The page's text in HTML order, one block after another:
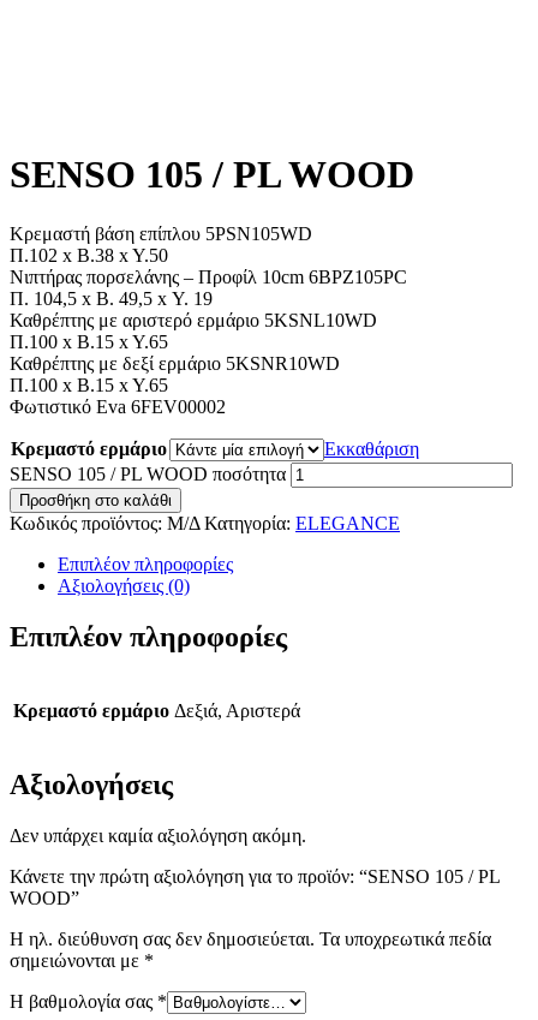
SENSO 105 / PL WOOD
Κρεμαστή βάση επίπλου 5ΡSΝ105WD
Π.102 x B.38 x Y.50
Νιπτήρας πορσελάνης – Προφίλ 10cm 6ΒPZ105PC
Π. 104,5 x Β. 49,5 x Υ. 19
Καθρέπτης με αριστερό ερμάριο 5ΚSΝL10WD
Π.100 x B.15 x Y.65
Καθρέπτης με δεξί ερμάριο 5ΚSΝR10WD
Π.100 x B.15 x Y.65
Φωτιστικό Eva 6FEV00002
Κρεμαστό ερμάριο
Εκκαθάριση
SENSO 105 / PL WOOD ποσότητα
Προσθήκη στο καλάθι
Κωδικός προϊόντος: Μ/Δ Κατηγορία: ELEGANCE
Επιπλέον πληροφορίες
Αξιολογήσεις (0)
Επιπλέον πληροφορίες
Κρεμαστό ερμάριο Δεξιά, Αριστερά
Αξιολογήσεις
Δεν υπάρχει καμία αξιολόγηση ακόμη.
Κάνετε την πρώτη αξιολόγηση για το προϊόν: “SENSO 105 / PL
WOOD”
Η ηλ. διεύθυνση σας δεν δημοσιεύεται. Τα υποχρεωτικά πεδία
σημειώνονται με *
Η βαθμολογία σας *